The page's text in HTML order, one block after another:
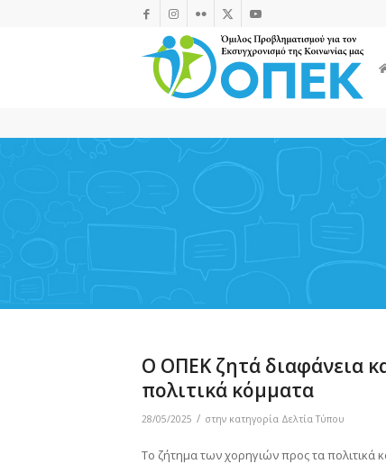
Ο ΟΠΕΚ ζητά διαφάνεια
πολιτικά κόμματα
28/05/2025 / στην κατηγορία Δελτία Τύπου
Το ζήτημα των χορηγιών προς τα πολιτικά